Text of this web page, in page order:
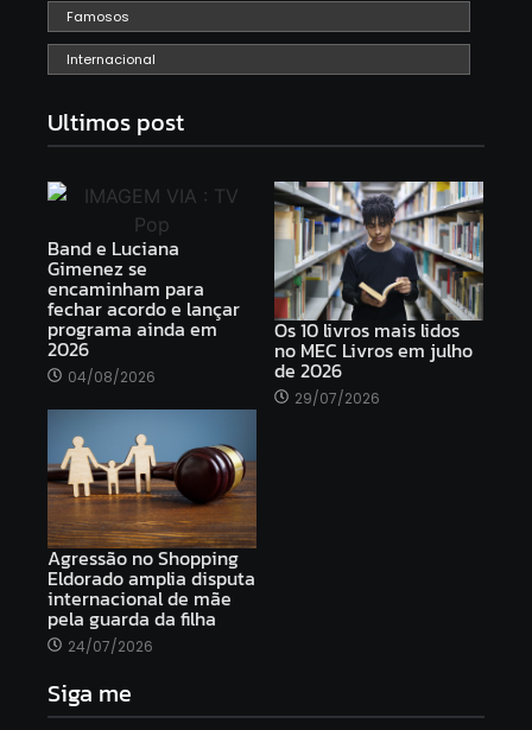
Famosos
Internacional
Ultimos post
Band e Luciana
Gimenez se
encaminham para
fechar acordo e lançar
programa ainda em
2026
04/08/2026
Os 10 livros mais lidos
no MEC Livros em julho
de 2026
29/07/2026
Agressão no Shopping
Eldorado amplia disputa
internacional de mãe
pela guarda da filha
24/07/2026
Siga me